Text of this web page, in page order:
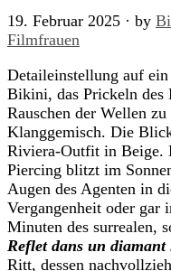
19. Februar 2025 · by
Filmfrauen
Detaileinstellung auf
Bikini, das Prickeln des
Rauschen der Wellen
Klanggemisch. Die
Riviera-Outfit in Beige.
Piercing blitzt im
Augen des Agenten in
Vergangenheit oder
Minuten des surrealen,
Reflet dans un diamant
Ritt, dessen